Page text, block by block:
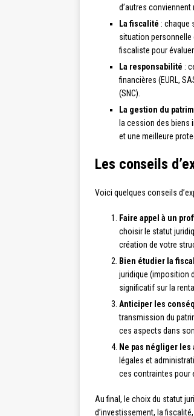
d’autres conviennent
La fiscalité : chaque
situation
fiscaliste pour
La responsabilité :
financières (EURL,
(SNC).
La gestion du
la cession des biens
et une meilleure
Les conseils
Voici quelques conseils
Faire appel à un
choisir le statut
création de votre
Bien étudier la
juridique (imposition
significatif sur la
Anticiper les
transmission du
ces aspects dans
Ne pas négliger
légales et
ces contraintes pour
Au final, le choix du statut
d’investissement, la